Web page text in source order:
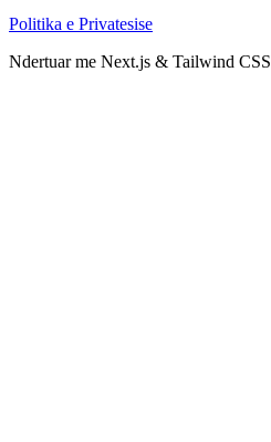
Politika e Privatesise
Ndertuar me Next.js & Tailwind CSS